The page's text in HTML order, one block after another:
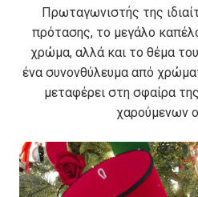
Πρωταγωνιστής της
πρότασης, το μεγάλο
χρώμα, αλλά και το θέμα
ένα συνονθύλευμα από
μεταφέρει στη σφαίρα
χαρούμενων